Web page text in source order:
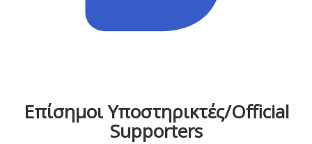
Επίσημοι Υποστηρικτές/Official
Supporters